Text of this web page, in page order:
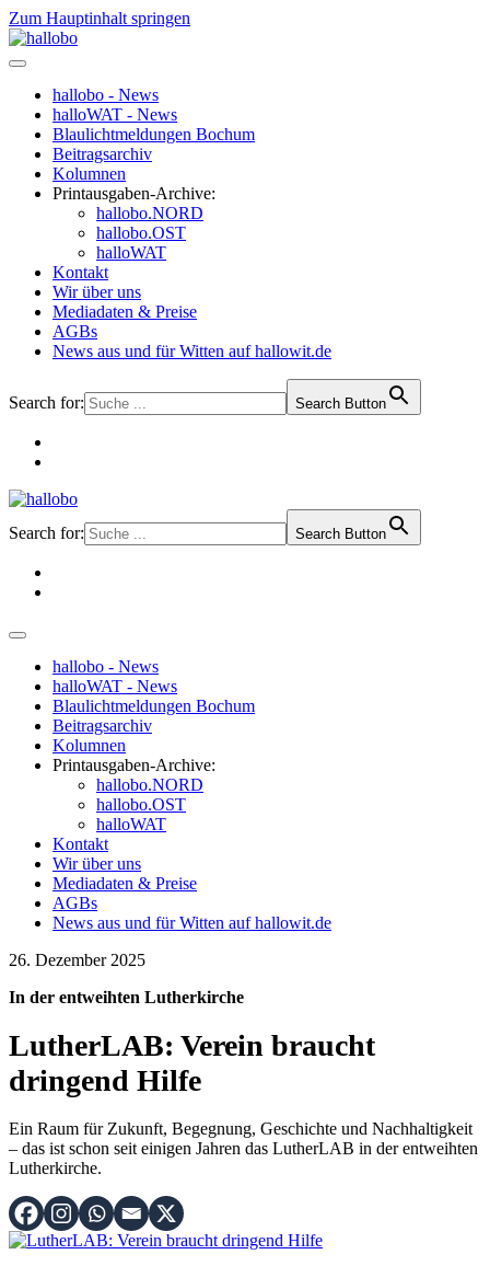
Zum Hauptinhalt springen
hallobo - News
halloWAT - News
Blaulichtmeldungen Bochum
Beitragsarchiv
Kolumnen
Printausgaben-Archive:
hallobo.NORD
hallobo.OST
halloWAT
Kontakt
Wir über uns
Mediadaten & Preise
AGBs
News aus und für Witten auf hallowit.de
Search for: Search Button
Search for: Search Button
hallobo - News
halloWAT - News
Blaulichtmeldungen Bochum
Beitragsarchiv
Kolumnen
Printausgaben-Archive:
hallobo.NORD
hallobo.OST
halloWAT
Kontakt
Wir über uns
Mediadaten & Preise
AGBs
News aus und für Witten auf hallowit.de
26. Dezember 2025
In der entweihten Lutherkirche
LutherLAB: Verein braucht
dringend Hilfe
Ein Raum für Zukunft, Begegnung, Geschichte und Nachhaltigkeit
– das ist schon seit einigen Jahren das LutherLAB in der entweihten
Lutherkirche.